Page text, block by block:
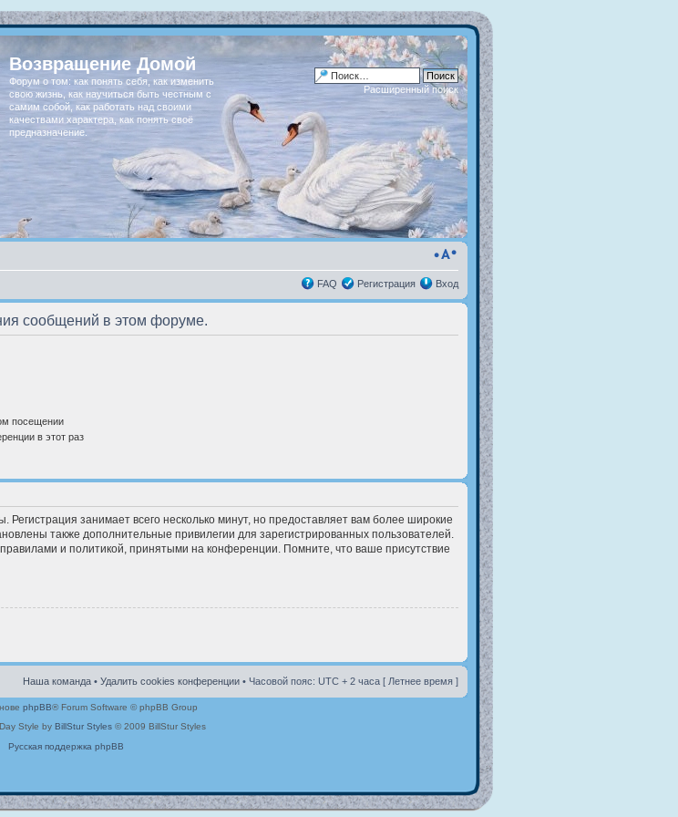
Возвращение Домой
Форум о том: как понять себя, как изменить
свою жизнь, как научиться быть честным с
самим собой, как работать над своими
качествами характера, как понять своё
предназначение.
Расширенный поиск
FAQ Регистрация Вход
сообщений в этом форуме.
посещении
в этот раз
занимает всего несколько минут, но предоставляет вам более широкие
также дополнительные привилегии для зарегистрированных пользователей.
и политикой, принятыми на конференции. Помните, что ваше присутствие
Наша команда• Удалить cookies конференции• Часовой пояс: UTC + 2 часа [ Летнее время ]
phpBB® Forum Software © phpBB Group
Style by BillStur Styles © 2009 BillStur Styles
Русская поддержка phpBB